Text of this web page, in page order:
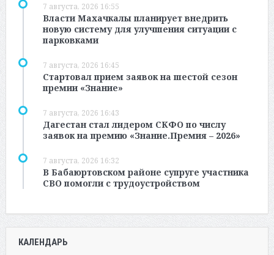
7 августа, 2026 16:55
Власти Махачкалы планирует внедрить
новую систему для улучшения ситуации с
парковками
7 августа, 2026 16:45
Стартовал прием заявок на шестой сезон
премии «Знание»
7 августа, 2026 16:43
Дагестан стал лидером СКФО по числу
заявок на премию «Знание.Премия – 2026»
7 августа, 2026 16:32
В Бабаюртовском районе супруге участника
СВО помогли с трудоустройством
КАЛЕНДАРЬ